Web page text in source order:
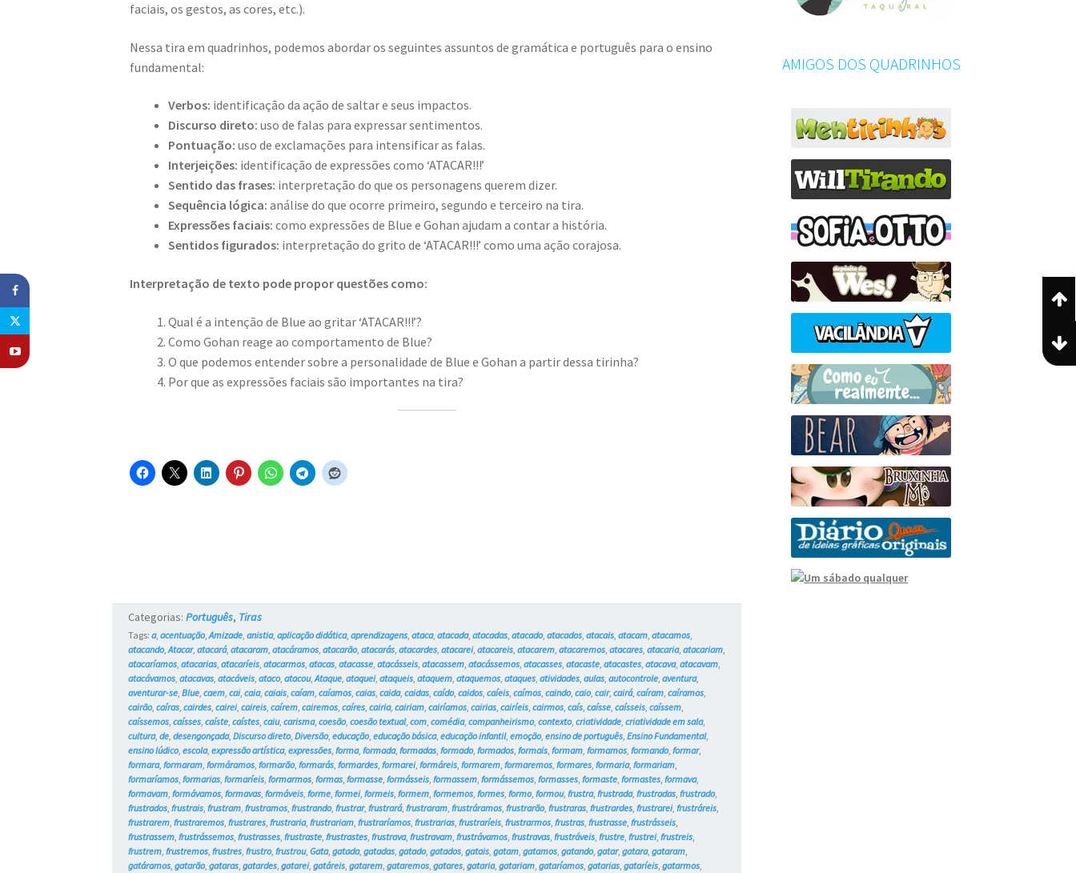
faciais, os gestos, as cores, etc.).
Nessa tira em quadrinhos, podemos abordar os seguintes assuntos de gramática e português para o ensino
fundamental:
Verbos: identificação da ação de saltar e seus impactos.
Discurso direto: uso de falas para expressar sentimentos.
Pontuação: uso de exclamações para intensificar as falas.
Interjeições: identificação de expressões como ‘ATACAR!!!’
Sentido das frases: interpretação do que os personagens querem dizer.
Sequência lógica: análise do que ocorre primeiro, segundo e terceiro na tira.
Expressões faciais: como expressões de Blue e Gohan ajudam a contar a história.
Sentidos figurados: interpretação do grito de ‘ATACAR!!!’ como uma ação corajosa.
Interpretação de texto pode propor questões como:
Qual é a intenção de Blue ao gritar ‘ATACAR!!!’?
Como Gohan reage ao comportamento de Blue?
O que podemos entender sobre a personalidade de Blue e Gohan a partir dessa tirinha?
Por que as expressões faciais são importantes na tira?
Categorias:Português, Tiras
Tags:a,acentuação,Amizade ,anistia,aplicação didática,aprendizagens ,ataca,atacada,atacadas ,atacado,atacados ,atacais ,atacam ,atacamos
atacando,Atacar,atacará,atacaram ,atacáramos ,atacarão,atacarás ,atacardes ,atacarei,atacareis ,atacarem ,atacaremos ,atacares ,atacaria,atacariam
atacaríamos ,atacarias ,atacaríeis ,atacarmos ,atacas ,atacasse ,atacásseis ,atacassem ,atacássemos ,atacasses ,atacaste ,atacastes ,atacava,atacavam
atacávamos ,atacavas ,atacáveis ,ataco,atacou,Ataque ,ataquei,ataqueis ,ataquem ,ataquemos ,ataques ,atividades ,aulas ,autocontrole ,aventura,
aventurar-se ,Blue ,caem ,cai,caia,caiais ,caíam ,caíamos ,caias ,caida,caidas ,caído,caidos ,caíeis ,caímos ,caindo,caio,cair,cairá,caíram ,caíramos
cairão,caíras ,cairdes ,cairei,caireis ,caírem ,cairemos ,caíres ,cairia,cairiam ,cairíamos ,cairias ,cairíeis ,cairmos ,caís ,caísse ,caísseis ,caíssem
caíssemos ,caísses ,caíste ,caístes ,caiu,carisma,coesão,coesão textual,com ,comédia,companheirismo,contexto,criatividade ,criatividade em sala,
cultura,de ,desengonçada,Discurso direto,Diversão,educação,educação básica,educação infantil,emoção,ensino de português ,Ensino Fundamental,
ensino lúdico,escola,expressão artística,expressões ,forma,formada,formadas ,formado,formados ,formais ,formam ,formamos ,formando,formar,
formara,formaram ,formáramos ,formarão,formarás ,formardes ,formarei,formáreis ,formarem ,formaremos ,formares ,formaria,formariam
formaríamos ,formarias ,formaríeis ,formarmos ,formas ,formasse ,formásseis ,formassem ,formássemos ,formasses ,formaste ,formastes ,formava,
formavam ,formávamos ,formavas ,formáveis ,forme ,formei,formeis ,formem ,formemos ,formes ,formo,formou,frustra,frustrada,frustradas ,frustrado,
frustrados ,frustrais ,frustram ,frustramos ,frustrando,frustrar,frustrará,frustraram ,frustráramos ,frustrarão,frustraras ,frustrardes ,frustrarei,frustráreis
frustrarem ,frustraremos ,frustrares ,frustraria,frustrariam ,frustraríamos ,frustrarias ,frustraríeis ,frustrarmos ,frustras ,frustrasse ,frustrásseis
frustrassem ,frustrássemos ,frustrasses ,frustraste ,frustrastes ,frustrava,frustravam ,frustrávamos ,frustravas ,frustráveis ,frustre ,frustrei,frustreis
frustrem ,frustremos ,frustres ,frustro,frustrou,Gata,gatada,gatadas ,gatado,gatados ,gatais ,gatam ,gatamos ,gatando,gatar,gatara,gataram
gatáramos ,gatarão,gataras ,gatardes ,gatarei,gatáreis ,gatarem ,gataremos ,gatares ,gataria,gatariam ,gataríamos ,gatarias ,gataríeis ,gatarmos
AMIGOS DOS QUADRINHOS